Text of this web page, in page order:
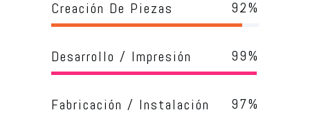
Creación De Piezas 92%
Desarrollo / Impresión 99%
Fabricación / Instalación 97%